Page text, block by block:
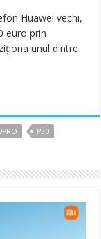
Huawei vechi,
euro prin
unul dintre
P30